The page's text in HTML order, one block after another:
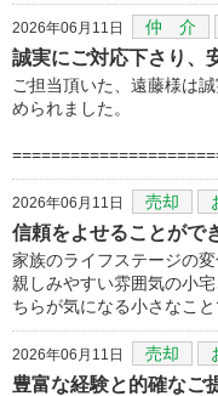
2026年06月11日 仲 介
誠実にご対応下さり、
ご担当頂いた、遠藤様は
められました。
2026年06月11日 売却
信頼をよせることがで
家族のライフステージの
親しみやすい雰囲気の小
ちらが気になる小さなこ
2026年06月11日 売却
豊富な経験と的確なご